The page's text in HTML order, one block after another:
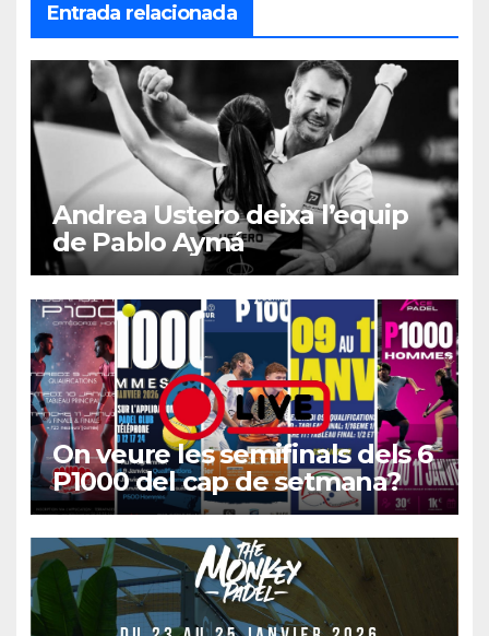
Entrada relacionada
Andrea Ustero deixa l’equip
de Pablo Aymá
On veure les semifinals dels 6
P1000 del cap de setmana?